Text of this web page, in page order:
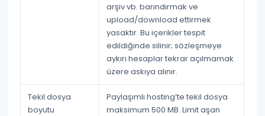
arşiv vb. barındırmak ve
upload/download ettirmek
yasaktır. Bu içerikler tespit
edildiğinde silinir; sözleşmeye
aykırı hesaplar tekrar açılmamak
üzere askıya alınır.
Tekil dosya
boyutu
Paylaşımlı hosting’te tekil dosya
maksimum 500 MB. Limit aşan